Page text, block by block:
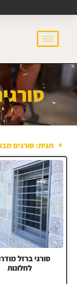
תגית: סורגים
סורגי ברזל
לחלונות